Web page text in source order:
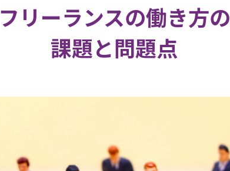
フリーランスの働き方の
課題と問題点